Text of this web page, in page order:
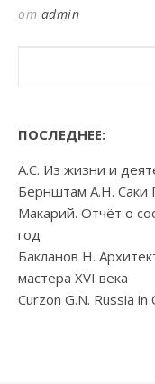
от admin
ПОСЛЕДНЕЕ:
А.С. Из жизни и
Бернштам А.Н. Саки
Макарий. Отчёт о
год
Бакланов Н.
мастера XVI века
Curzon G.N. Russia